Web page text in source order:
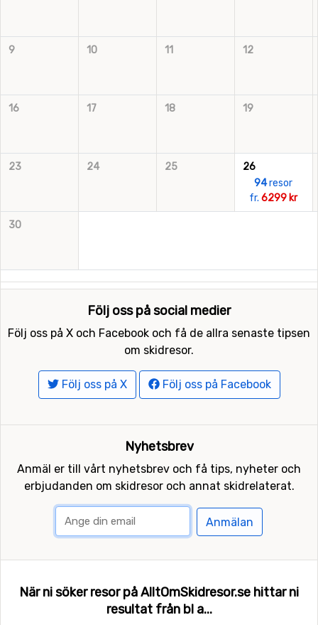
9 10 11 12
16 17 18 19
23 24 25
26
94resor
fr.6299 kr
30
Följ oss på social medier
Följ oss på X och Facebook och få de allra senaste tipsen
om skidresor.
Följ oss på X Följ oss på Facebook
Nyhetsbrev
Anmäl er till vårt nyhetsbrev och få tips, nyheter och
erbjudanden om skidresor och annat skidrelaterat.
Anmälan
När ni söker resor på AlltOmSkidresor.se hittar ni
resultat från bl a...